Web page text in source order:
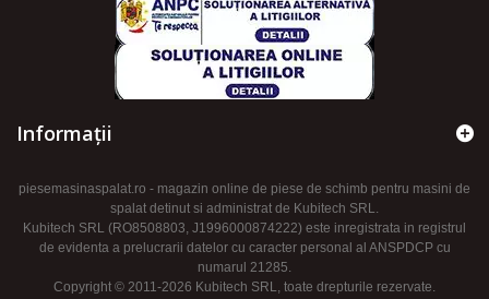
Informaţii
piesemasinaspalat.ro - magazin online de piese de schimb pentru masini de
spalat detinut si administrat de Kubitech SRL.
Kubitech SRL (RO8508803, J1996000874222) este inregistrata in registrul
de evidenta a prelucrarii datelor cu caracter personal al ANSPDCP cu
numarul 21285.
Copyright © 2011-2026 Kubitech SRL, toate drepturile rezervate.